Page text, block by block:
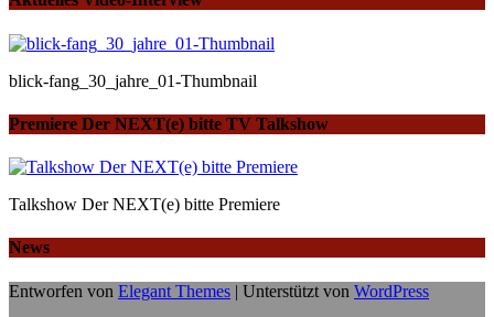
blick-fang_30_jahre_01-Thumbnail
Premiere Der NEXT(e) bitte TV Talkshow
Talkshow Der NEXT(e) bitte Premiere
News
Entworfen von Elegant Themes | Unterstützt von WordPress